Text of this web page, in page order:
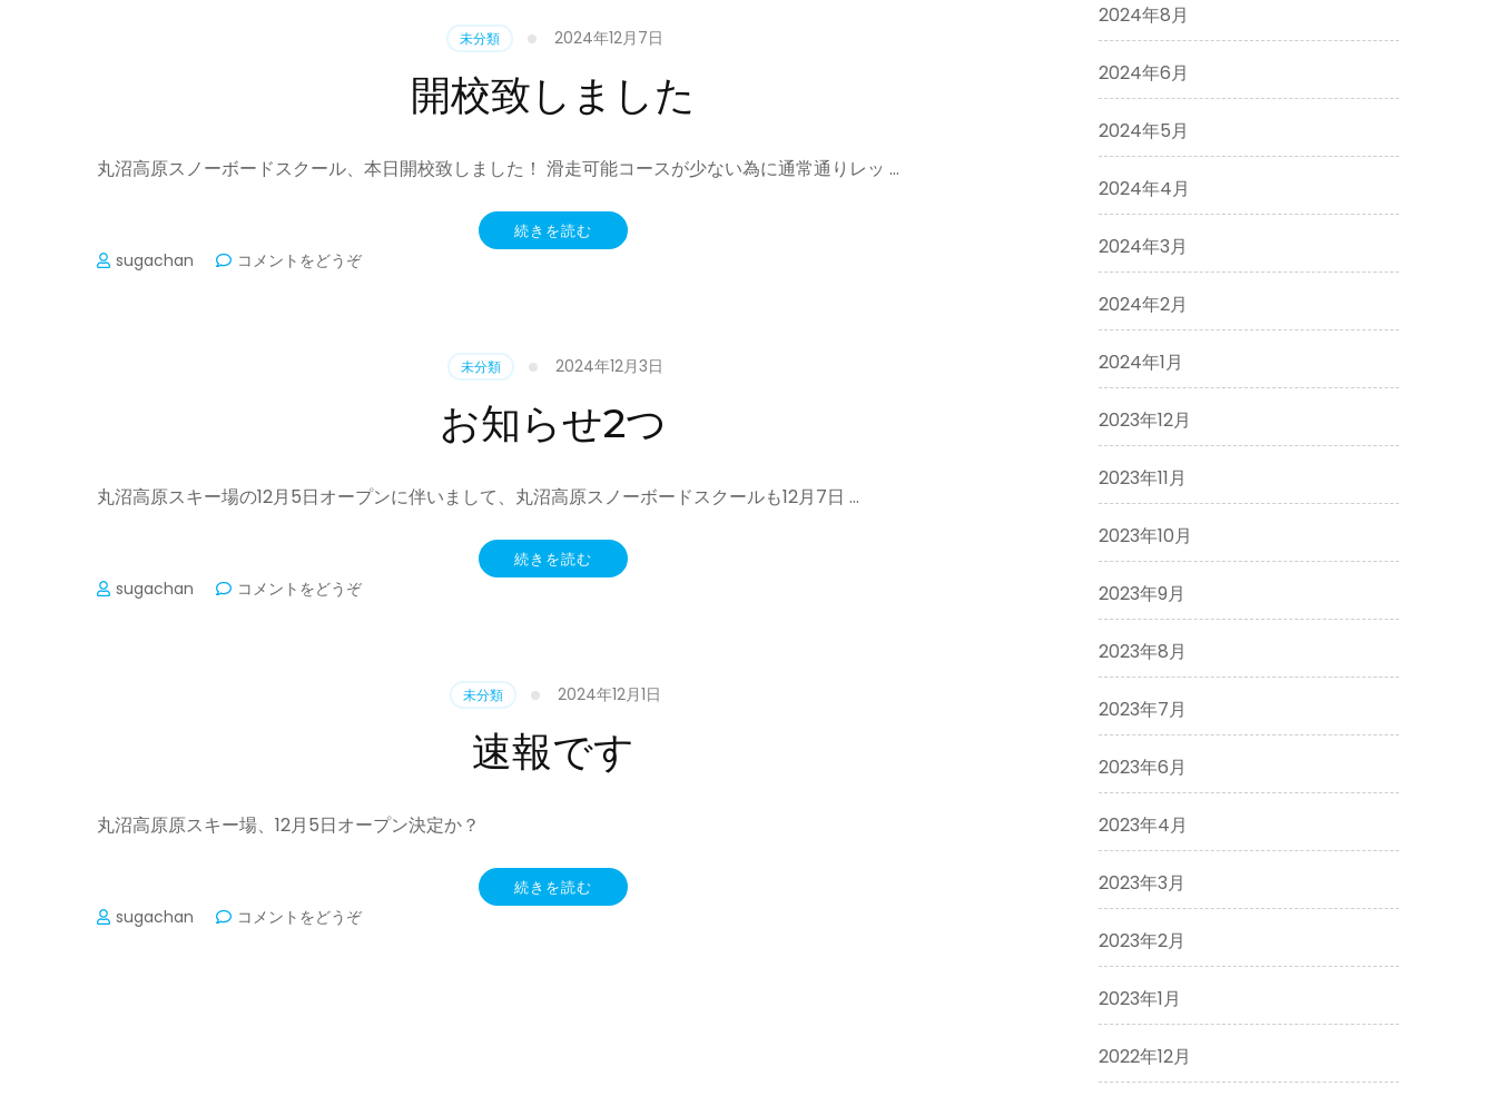
未分類 2024年12月7日
開校致しました
丸沼高原スノーボードスクール、本日開校致しました！ 滑走可能コースが少ない為に通常通りレッ …
続きを読む
sugachan コメントをどうぞ(開
未分類 2024年12月3日
お知らせ2つ
丸沼高原スキー場の12月5日オープンに伴いまして、丸沼高原スノーボードスクールも12月7日 …
続きを読む
sugachan コメントをどうぞ(お
未分類 2024年12月1日
速報です
丸沼高原原スキー場、12月5日オープン決定か？
続きを読む
sugachan コメントをどうぞ(速
2024年8月
2024年6月
2024年5月
2024年4月
2024年3月
2024年2月
2024年1月
2023年12月
2023年11月
2023年10月
2023年9月
2023年8月
2023年7月
2023年6月
2023年4月
2023年3月
2023年2月
2023年1月
2022年12月